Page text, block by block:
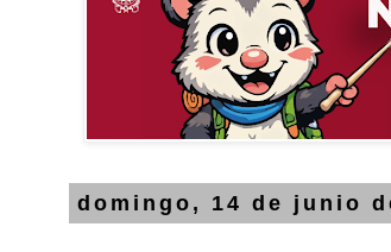
domingo, 14 de junio